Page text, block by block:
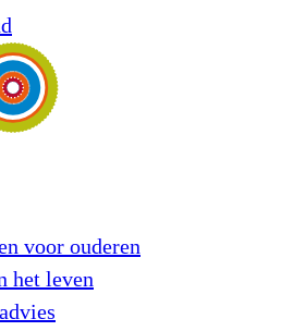
voor ouderen
het leven